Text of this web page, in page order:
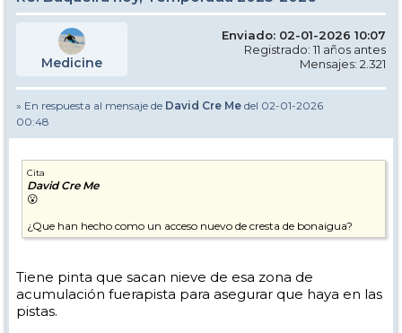
Medicine
Enviado: 02-01-2026 10:07
Registrado: 11 años antes
Mensajes: 2.321
» En respuesta al mensaje de David Cre Me del 02-01-2026
00:48
Cita
David Cre Me
😮
¿Que han hecho como un acceso nuevo de cresta de bonaigua?
Tiene pinta que sacan nieve de esa zona de
acumulación fuerapista para asegurar que haya en las
pistas.